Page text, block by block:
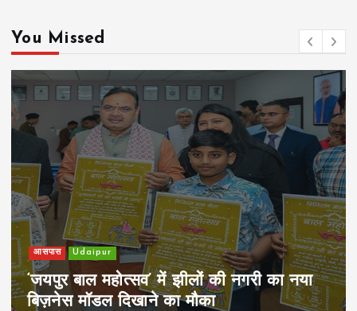
You Missed
खेल Udaipur
पिम्स मेवाड़ कप 2026: क्रॉसवर्ड व आदित्यम
रियल स्टेट्स ने मुकाबले जीते